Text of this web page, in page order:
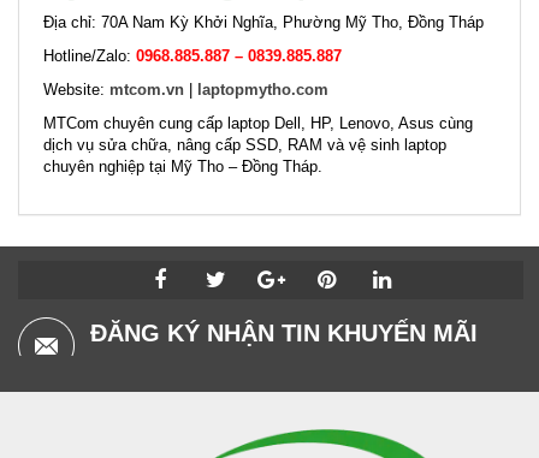
Địa chỉ: 70A Nam Kỳ Khởi Nghĩa, Phường Mỹ Tho, Đồng Tháp
Hotline/Zalo: 0968.885.887 – 0839.885.887
Website: mtcom.vn
laptopmytho.com
MTCom chuyên cung cấp laptop Dell, HP, Lenovo, Asus cùng
dịch vụ sửa chữa, nâng cấp SSD, RAM và vệ sinh laptop
chuyên nghiệp tại Mỹ Tho – Đồng Tháp.
ĐĂNG KÝ NHẬN TIN KHUYẾN MÃI